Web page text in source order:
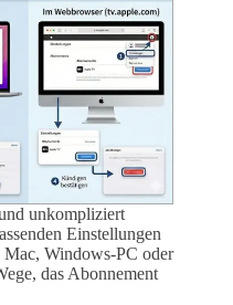
unkompliziert
Einstellungen
Windows-PC oder
das Abonnement